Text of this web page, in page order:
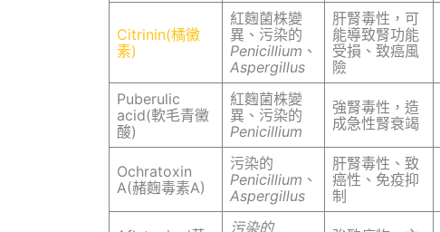
Citrinin(橘黴
素)
紅麴菌株變
異、污染的
Penicillium 、
Aspergillus
肝腎毒性，可
能導致腎功能
受損、致癌風
險
Puberulic
acid(軟毛青黴
酸)
紅麴菌株變
異、污染的
Penicillium
強腎毒性，造
成急性腎衰竭
Ochratoxin
A(赭麴毒素A)
污染的
Penicillium 、
Aspergillus
肝腎毒性、致
癌性、免疫抑
制
污染的